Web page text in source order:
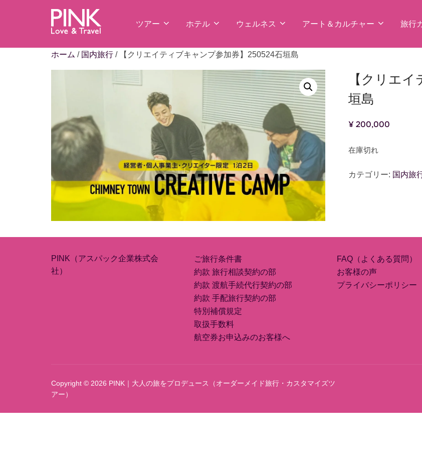
ン
ツアー ホテル ウェルネス アート＆カルチャー 旅行
ホーム / 国内旅行 / 【クリエイティブキャンプ参加券】250524石垣島
【クリエ
垣島
¥200,000
在庫切れ
カテゴリー: 国内旅
PINK（アスパック企業株式会
社）
ご旅行条件書
約款 旅行相談契約の部
約款 渡航手続代行契約の部
約款 手配旅行契約の部
特別補償規定
取扱手数料
航空券お申込みのお客様へ
FAQ（よくある質問）
お客様の声
プライバシーポリシー
Copyright © 2026 PINK｜大人の旅をプロデュース（オーダーメイド旅行・カスタマイズツ
アー）